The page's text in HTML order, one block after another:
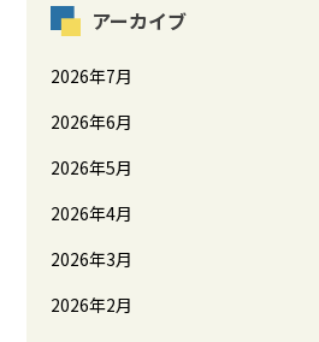
アーカイブ
2026年7月
2026年6月
2026年5月
2026年4月
2026年3月
2026年2月